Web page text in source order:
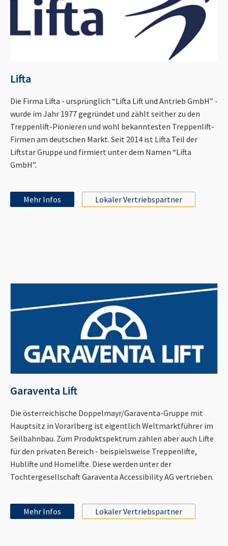
Lifta
Die Firma Lifta - ursprünglich “Lifta Lift und Antrieb GmbH” -
wurde im Jahr 1977 gegründet und zählt seither zu den
Treppenlift-Pionieren und wohl bekanntesten Treppenlift-
Firmen am deutschen Markt. Seit 2014 ist Lifta Teil der
Liftstar Gruppe und firmiert unter dem Namen “Lifta
GmbH”.
Mehr Infos Lokaler Vertriebspartner
Garaventa Lift
Die österreichische Doppelmayr/Garaventa-Gruppe mit
Hauptsitz in Vorarlberg ist eigentlich Weltmarktführer im
Seilbahnbau. Zum Produktspektrum zählen aber auch Lifte
für den privaten Bereich - beispielsweise Treppenlifte,
Hublifte und Homelifte. Diese werden unter der
Tochtergesellschaft Garaventa Accessibility AG vertrieben.
Mehr Infos Lokaler Vertriebspartner